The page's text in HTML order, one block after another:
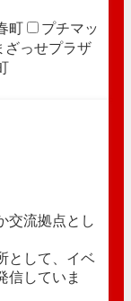
町
プチマッ
ざっせプラザ
交流拠点とし
として、イベ
信していま